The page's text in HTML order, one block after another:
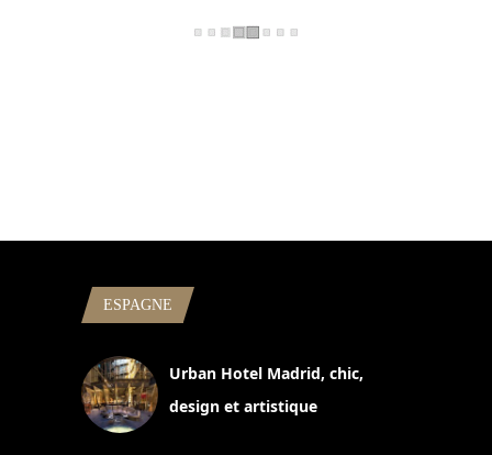
ESPAGNE
Urban Hotel Madrid, chic,
design et artistique